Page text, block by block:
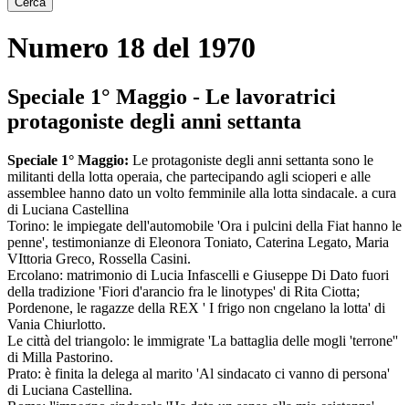
Numero 18 del 1970
Speciale 1° Maggio - Le lavoratrici
protagoniste degli anni settanta
Speciale 1° Maggio: Le protagoniste degli anni settanta sono le
militanti della lotta operaia, che partecipando agli scioperi e alle
assemblee hanno dato un volto femminile alla lotta sindacale. a cura
di Luciana Castellina
Torino: le impiegate dell'automobile 'Ora i pulcini della Fiat hanno le
penne', testimonianze di Eleonora Toniato, Caterina Legato, Maria
VIttoria Greco, Rossella Casini.
Ercolano: matrimonio di Lucia Infascelli e Giuseppe Di Dato fuori
della tradizione 'Fiori d'arancio fra le linotypes' di Rita Ciotta;
Pordenone, le ragazze della REX ' I frigo non cngelano la lotta' di
Vania Chiurlotto.
Le città del triangolo: le immigrate 'La battaglia delle mogli 'terrone''
di Milla Pastorino.
Prato: è finita la delega al marito 'Al sindacato ci vanno di persona'
di Luciana Castellina.